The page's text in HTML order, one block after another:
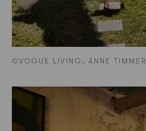
©VOGUE LIVING, ANNE TIMMER